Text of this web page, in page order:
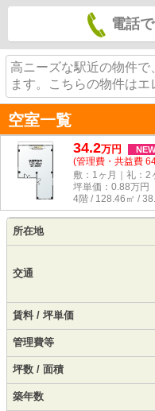
電話
高ニーズな駅近の物件で
ます。こちらの物件はエ
空室一覧
34.2万円 NEW
(管理費・共益費
敷：1ヶ月｜礼：2
坪単価： 0.88万円
4階 / 128.46㎡ /
所在地
交通
賃料 / 坪単価
管理費等
坪数 / 面積
築年数